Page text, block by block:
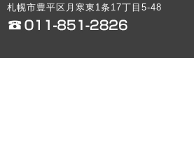
札幌市豊平区月寒東1条17丁目5-48